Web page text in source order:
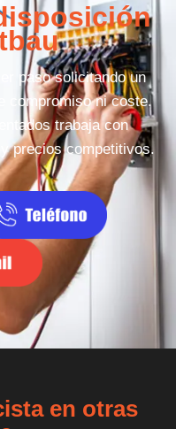
paso solicitando un
compromiso ni coste.
trabaja con
precios competitivos.
en otras